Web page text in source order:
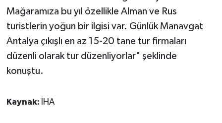
Mağaramıza bu yıl özellikle Alman ve Rus
turistlerin yoğun bir ilgisi var. Günlük Manavgat
Antalya çıkışlı en az 15-20 tane tur firmaları
düzenli olarak tur düzenliyorlar" şeklinde
konuştu.
Kaynak: İHA